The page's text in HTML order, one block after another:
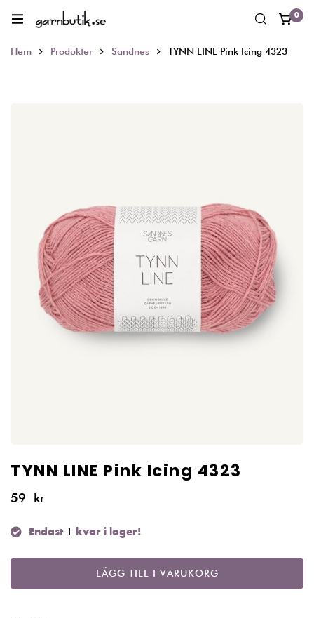
0
Hem Produkter Sandnes TYNN LINE Pink Icing 4323
TYNN LINE Pink Icing 4323
59 kr
Endast 1 kvar i lager!
LÄGG TILL I VARUKORG